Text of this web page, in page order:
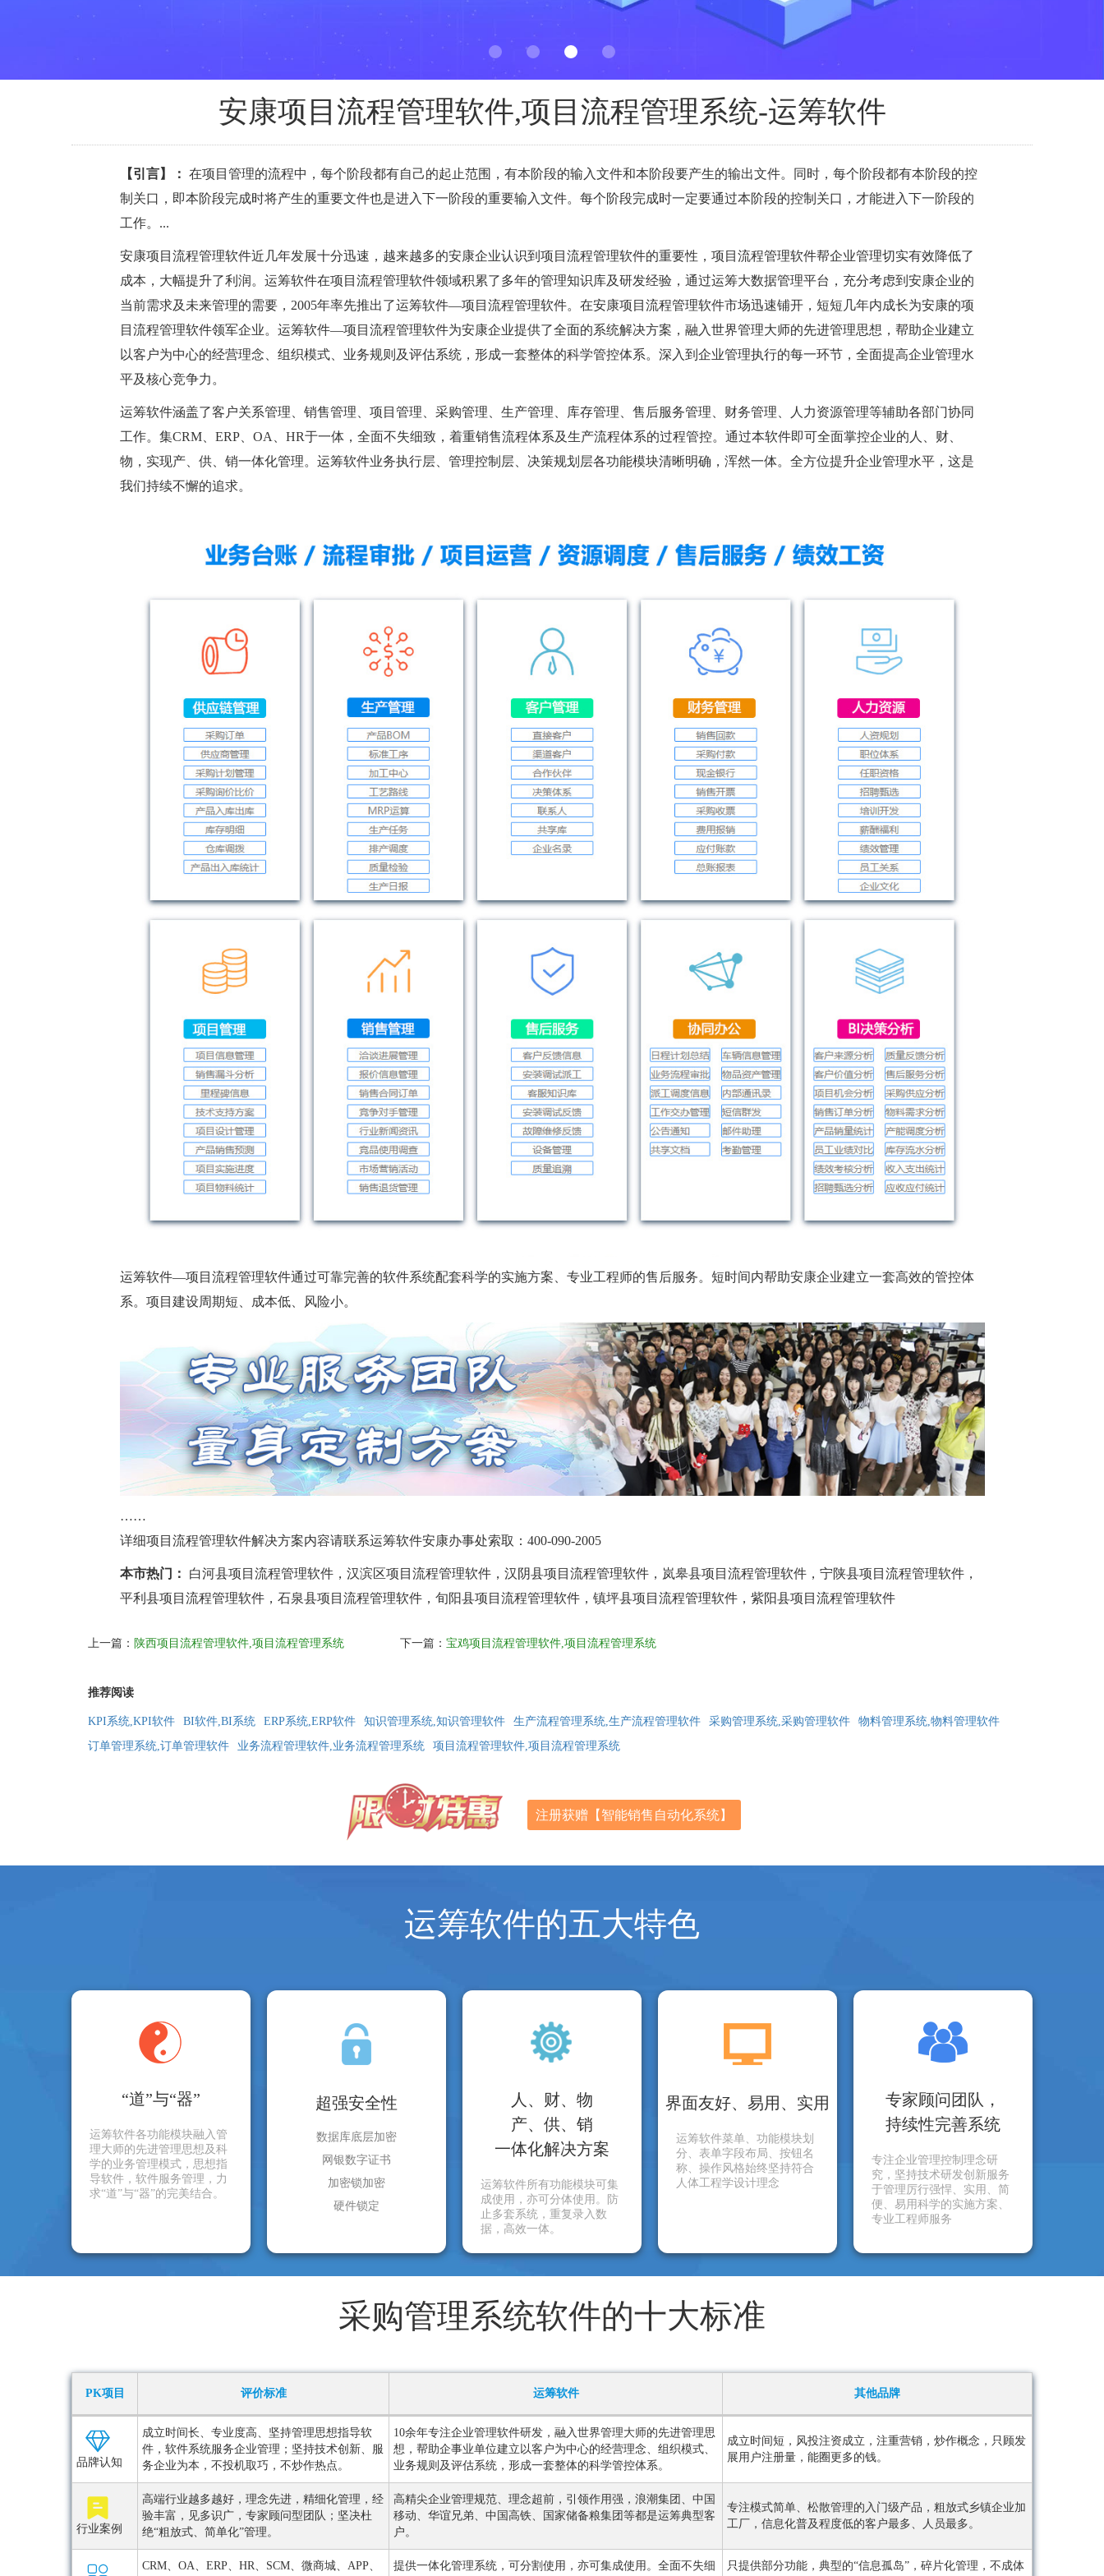
安康项目流程管理软件,项目流程管理系统-运筹软件
【引言】： 在项目管理的流程中，每个阶段都有自己的起止范围，有本阶段的输入文件和本阶段要产生的输出文件。同时，每个阶段都有本阶段的控
制关口，即本阶段完成时将产生的重要文件也是进入下一阶段的重要输入文件。每个阶段完成时一定要通过本阶段的控制关口，才能进入下一阶段的
工作。...
安康项目流程管理软件近几年发展十分迅速，越来越多的安康企业认识到项目流程管理软件的重要性，项目流程管理软件帮企业管理切实有效降低了
成本，大幅提升了利润。运筹软件在项目流程管理软件领域积累了多年的管理知识库及研发经验，通过运筹大数据管理平台，充分考虑到安康企业的
当前需求及未来管理的需要，2005年率先推出了运筹软件—项目流程管理软件。在安康项目流程管理软件市场迅速铺开，短短几年内成长为安康的项
目流程管理软件领军企业。运筹软件—项目流程管理软件为安康企业提供了全面的系统解决方案，融入世界管理大师的先进管理思想，帮助企业建立
以客户为中心的经营理念、组织模式、业务规则及评估系统，形成一套整体的科学管控体系。深入到企业管理执行的每一环节，全面提高企业管理水
平及核心竞争力。
运筹软件涵盖了客户关系管理、销售管理、项目管理、采购管理、生产管理、库存管理、售后服务管理、财务管理、人力资源管理等辅助各部门协同
工作。集CRM、ERP、OA、HR于一体，全面不失细致，着重销售流程体系及生产流程体系的过程管控。通过本软件即可全面掌控企业的人、财、
物，实现产、供、销一体化管理。运筹软件业务执行层、管理控制层、决策规划层各功能模块清晰明确，浑然一体。全方位提升企业管理水平，这是
我们持续不懈的追求。
运筹软件—项目流程管理软件通过可靠完善的软件系统配套科学的实施方案、专业工程师的售后服务。短时间内帮助安康企业建立一套高效的管控体
系。项目建设周期短、成本低、风险小。
……
详细项目流程管理软件解决方案内容请联系运筹软件安康办事处索取：400-090-2005
本市热门：
白河县项目流程管理软件，汉滨区项目流程管理软件，汉阴县项目流程管理软件，岚皋县项目流程管理软件，宁陕县项目流程管理软件，
平利县项目流程管理软件，石泉县项目流程管理软件，旬阳县项目流程管理软件，镇坪县项目流程管理软件，紫阳县项目流程管理软件
上一篇： 陕西项目流程管理软件,项目流程管理系统 下一篇： 宝鸡项目流程管理软件,项目流程管理系统
推荐阅读
KPI系统,KPI软件 BI软件,BI系统 ERP系统,ERP软件 知识管理系统,知识管理软件 生产流程管理系统,生产流程管理软件 采购管理系统,采购管理软件
物料管理系统,物料管理软件
订单管理系统,订单管理软件
业务流程管理软件,业务流程管理系统 项目流程管理软件,项目流程管理系统
注册获赠【智能销售自动化系统】
运筹软件的五大特色
“道”与“器”
运筹软件各功能模块融入管
理大师的先进管理思想及科
学的业务管理模式，思想指
导软件，软件服务管理，力
求“道”与“器”的完美结合。
超强安全性
数据库底层加密
网银数字证书
加密锁加密
硬件锁定
人、财、物
产、供、销
一体化解决方案
运筹软件所有功能模块可集
成使用，亦可分体使用。防
止多套系统，重复录入数
据，高效一体。
界面友好、易用、实用
运筹软件菜单、功能模块划
分、表单字段布局、按钮名
称、操作风格始终坚持符合
人体工程学设计理念
专家顾问团队，
持续性完善系统
专注企业管理控制理念研
究，坚持技术研发创新服务
于管理厉行强悍、实用、简
便、易用科学的实施方案、
专业工程师服务
采购管理系统软件的十大标准
PK项目 评价标准 运筹软件 其他品牌
品牌认知
成立时间长、专业度高、坚持管理思想指导软
件，软件系统服务企业管理；坚持技术创新、服
务企业为本，不投机取巧，不炒作热点。
10余年专注企业管理软件研发，融入世界管理大师的先进管理思
想，帮助企事业单位建立以客户为中心的经营理念、组织模式、
业务规则及评估系统，形成一套整体的科学管控体系。
成立时间短，风投注资成立，注重营销，炒作概念，只顾发
展用户注册量，能圈更多的钱。
行业案例
高端行业越多越好，理念先进，精细化管理，经
验丰富，见多识广，专家顾问型团队；坚决杜
绝“粗放式、简单化”管理。
高精尖企业管理规范、理念超前，引领作用强，浪潮集团、中国
移动、华谊兄弟、中国高铁、国家储备粮集团等都是运筹典型客
户。
专注模式简单、松散管理的入门级产品，粗放式乡镇企业加
工厂，信息化普及程度低的客户最多、人员最多。
CRM、OA、ERP、HR、SCM、微商城、APP、
提供一体化管理系统，可分割使用，亦可集成使用。全面不失细
只提供部分功能，典型的“信息孤岛”，碎片化管理，不成体